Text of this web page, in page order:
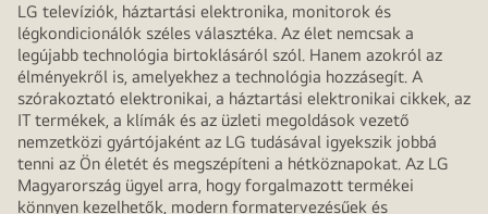
LG televíziók, háztartási elektronika, monitorok és
légkondicionálók széles választéka. Az élet nemcsak a
legújabb technológia birtoklásáról szól. Hanem azokról az
élményekről is, amelyekhez a technológia hozzásegít. A
szórakoztató elektronikai, a háztartási elektronikai cikkek, az
IT termékek, a klímák és az üzleti megoldások vezető
nemzetközi gyártójaként az LG tudásával igyekszik jobbá
tenni az Ön életét és megszépíteni a hétköznapokat. Az LG
Magyarország ügyel arra, hogy forgalmazott termékei
könnyen kezelhetők, modern formatervezésűek és